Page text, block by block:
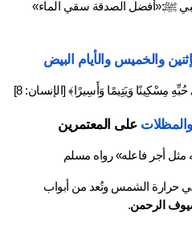
من أعظم أبواب الخير، فقد قال النبي ﷺ:«أفضل الصدقة سقي الماء»
والخميس والأيام البيض
وَيَتِيمًا وَأَسِيرًا﴾ [الإنسان: 8]
على المعتمرين
فاعله» رواه مسلم
المصحف صدقة جارية، والمظلة تقي حرارة الشمس وتُعد من أبواب
.